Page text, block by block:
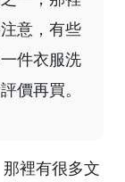
意，有些
件衣服洗
價再買。
裡有很多文